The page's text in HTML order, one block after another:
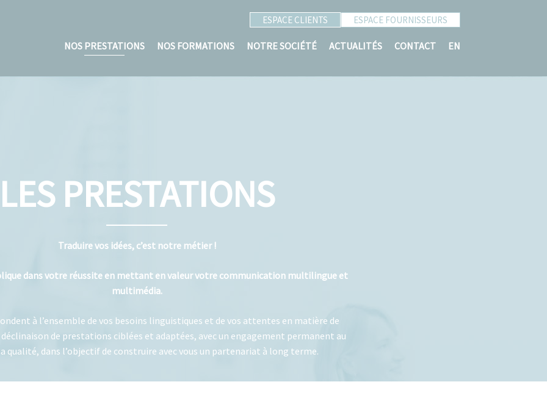
ESPACE CLIENTS ESPACE FOURNISSEURS
NOS PRESTATIONS NOS FORMATIONS NOTRE SOCIÉTÉ ACTUALITÉS CONTACT EN
PRESTATIONS
Traduire vos idées, c’est notre métier !
dans votre réussite en mettant en valeur votre communication multilingue et
multimédia.
à l’ensemble de vos besoins linguistiques et de vos attentes en matière de
de prestations ciblées et adaptées, avec un engagement permanent au
qualité, dans l’objectif de construire avec vous un partenariat à long terme.